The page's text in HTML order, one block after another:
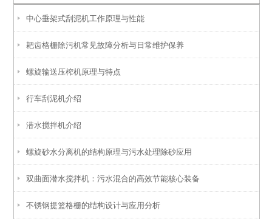
中心垂架式刮泥机工作原理与性能
耙齿格栅除污机常见故障分析与日常维护保养
螺旋输送压榨机原理与特点
行车刮泥机介绍
潜水搅拌机介绍
螺旋砂水分离机的结构原理与污水处理除砂应用
双曲面潜水搅拌机：污水混合的高效节能核心装备
不锈钢提篮格栅的结构设计与应用分析